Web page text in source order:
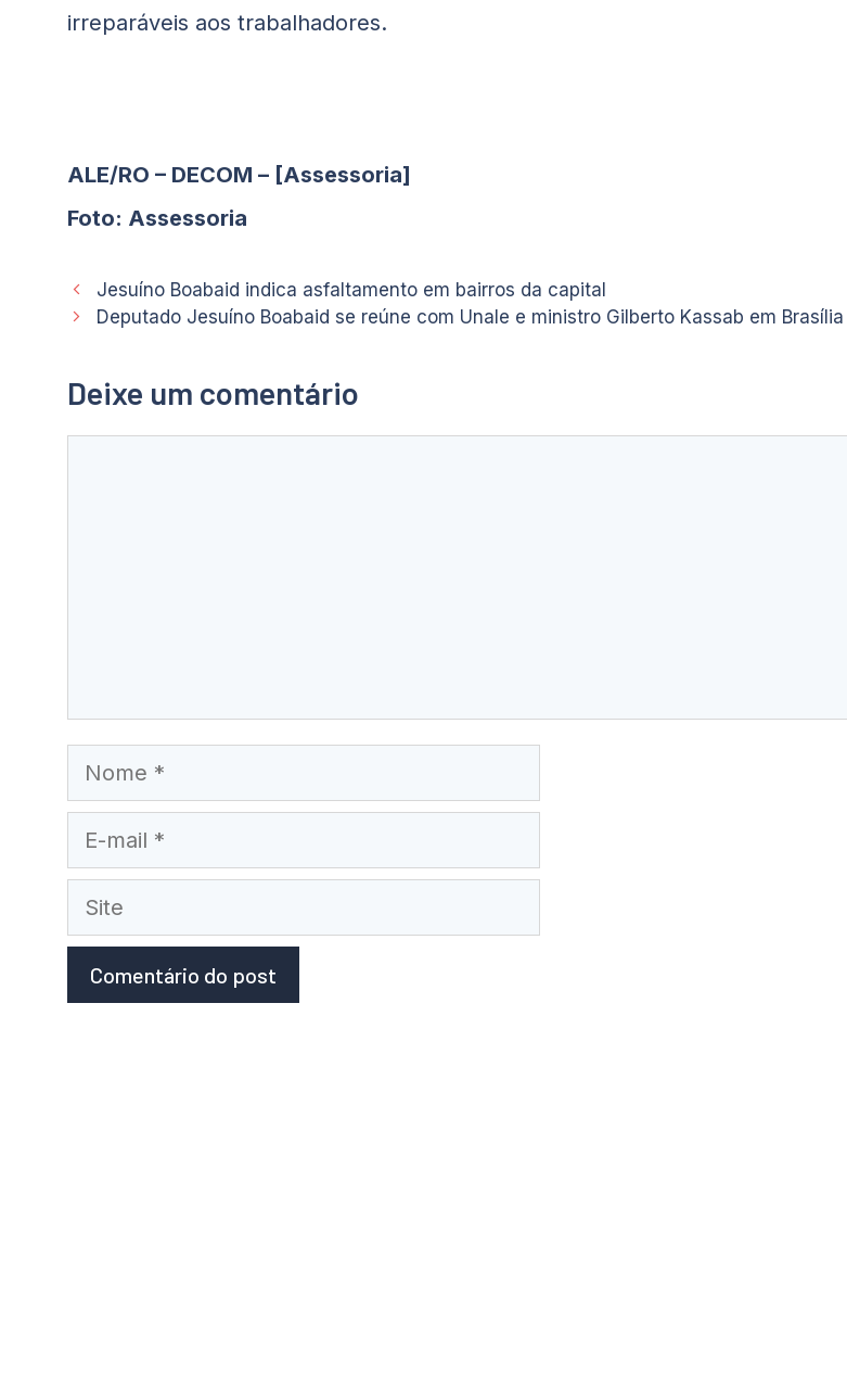
irreparáveis aos trabalhadores.
ALE/RO – DECOM – [Assessoria]
Foto: Assessoria
Jesuíno Boabaid indica asfaltamento em bairros da capital
Deputado Jesuíno Boabaid se reúne com Unale e ministro Gilberto Kassab em Brasília
Deixe um comentário
Nome
E-
mail
Site